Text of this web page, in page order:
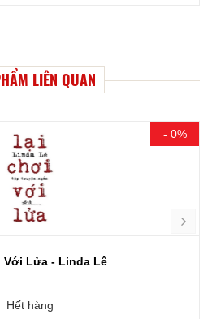
LIÊN QUAN
- 0%
Với Lửa - Linda Lê
Hết hàng